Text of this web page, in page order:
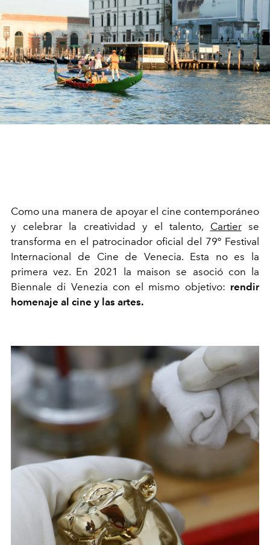
Como una manera de apoyar el cine contemporáneo
y celebrar la creatividad y el talento, Cartierse
transforma en el patrocinador oficial del 79º Festival
Internacional de Cine de Venecia. Esta no es la
primera vez. En 2021 la maison se asoció con la
Biennale di Venezia con el mismo objetivo: rendir
homenaje al cine y las artes.